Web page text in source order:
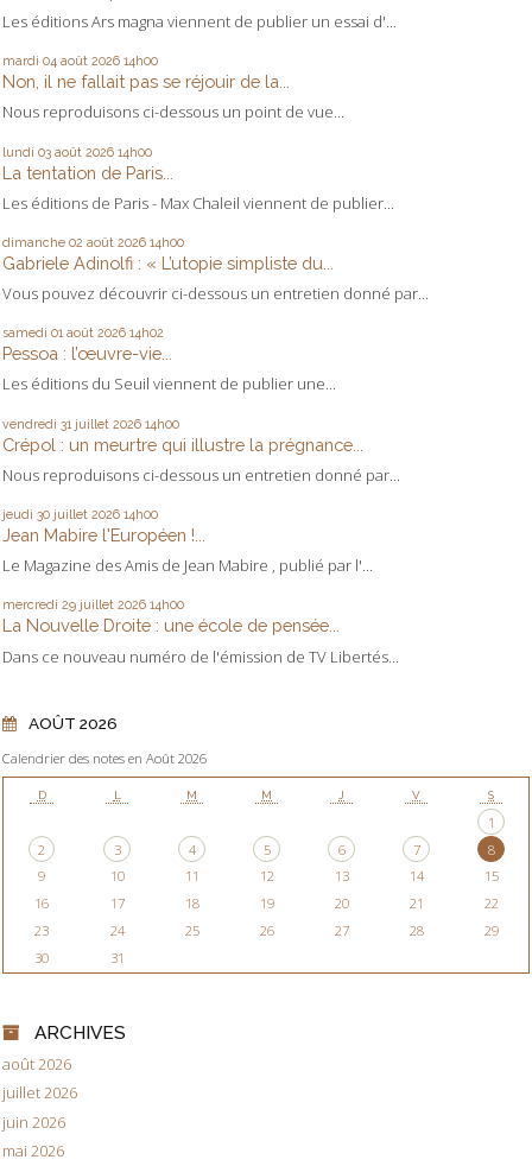
Les éditions Ars magna viennent de publier un essai d'...
mardi 04 août 2026 14h00
Non, il ne fallait pas se réjouir de la...
Nous reproduisons ci-dessous un point de vue...
lundi 03 août 2026 14h00
La tentation de Paris...
Les éditions de Paris - Max Chaleil viennent de publier...
dimanche 02 août 2026 14h00
Gabriele Adinolfi : « L’utopie simpliste du...
Vous pouvez découvrir ci-dessous un entretien donné par...
samedi 01 août 2026 14h02
Pessoa : l’œuvre-vie...
Les éditions du Seuil viennent de publier une...
vendredi 31 juillet 2026 14h00
Crépol : un meurtre qui illustre la prégnance...
Nous reproduisons ci-dessous un entretien donné par...
jeudi 30 juillet 2026 14h00
Jean Mabire l'Européen !...
Le Magazine des Amis de Jean Mabire , publié par l'...
mercredi 29 juillet 2026 14h00
La Nouvelle Droite : une école de pensée...
Dans ce nouveau numéro de l'émission de TV Libertés...
AOÛT 2026
Calendrier des notes en Août 2026
D L M M J V S
1
2
3 4 5 6 7
8
9
10 11 12 13 14
15
16
17 18 19 20 21
22
23
24 25 26 27 28
29
30
31
ARCHIVES
août 2026
juillet 2026
juin 2026
mai 2026